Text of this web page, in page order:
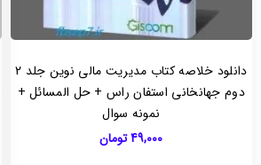
دانلود خلاصه کتاب مدیریت مالی نوین جلد 2
دوم جهانخانی استفان راس + حل المسائل +
نمونه سوال
49,000تومان